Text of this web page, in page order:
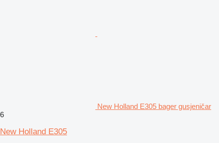
New Holland E305 bager gusjeničar
6
New Holland E305